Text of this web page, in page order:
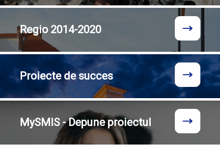
Regio 2014-2020
Proiecte de succes
MySMIS - Depune proiectul